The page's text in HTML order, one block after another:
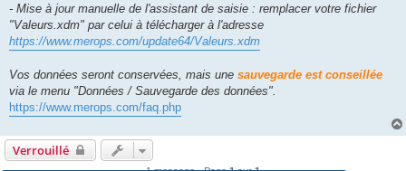
- Mise à jour manuelle de l'assistant de saisie : remplacer votre fichier
"Valeurs.xdm" par celui à télécharger à l'adresse
https://www.merops.com/update64/Valeurs.xdm
Vos données seront conservées, mais une sauvegarde est conseillée
via le menu "Données / Sauvegarde des données".
https://www.merops.com/faq.php
Verrouillé